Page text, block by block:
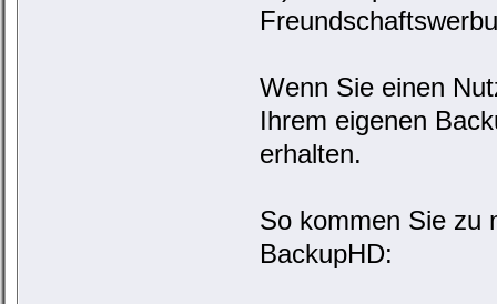
Wenn Sie einen
Ihrem eigenen
erhalten.
So kommen Sie zu
BackupHD: